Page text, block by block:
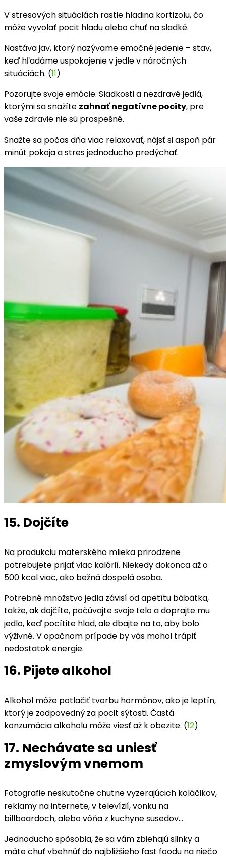
V stresových situáciách rastie hladina kortizolu, čo
môže vyvolať pocit hladu alebo chuť na sladké.
Nastáva jav, ktorý nazývame emočné jedenie – stav,
keď hľadáme uspokojenie v jedle v náročných
situáciách. (11)
Pozorujte svoje emócie. Sladkosti a nezdravé jedlá,
ktorými sa snažíte zahnať negatívne pocity, pre
vaše zdravie nie sú prospešné.
Snažte sa počas dňa viac relaxovať, nájsť si aspoň pár
minút pokoja a stres jednoducho predýchať.
15. Dojčíte
Na produkciu materského mlieka prirodzene
potrebujete prijať viac kalórií. Niekedy dokonca až o
500 kcal viac, ako bežná dospelá osoba.
Potrebné množstvo jedla závisí od apetítu bábätka,
takže, ak dojčíte, počúvajte svoje telo a doprajte mu
jedlo, keď pocítite hlad, ale dbajte na to, aby bolo
výživné. V opačnom prípade by vás mohol trápiť
nedostatok energie.
16. Pijete alkohol
Alkohol môže potlačiť tvorbu hormónov, ako je leptín,
ktorý je zodpovedný za pocit sýtosti. Častá
konzumácia alkoholu môže viesť až k obezite. (12)
17. Nechávate sa uniesť
zmyslovým vnemom
Fotografie neskutočne chutne vyzerajúcich koláčikov,
reklamy na internete, v televízií, vonku na
billboardoch, alebo vôňa z kuchyne susedov…
Jednoducho spôsobia, že sa vám zbiehajú slinky a
máte chuť vbehnúť do najbližšieho fast foodu na niečo